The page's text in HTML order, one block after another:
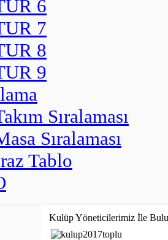
6
7
8
9
Sıralaması
Sıralaması
Tablo
Kulüp Yöneticilerimiz İle